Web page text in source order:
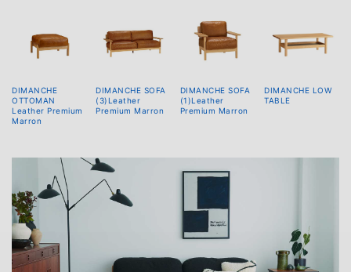
DIMANCHE
OTTOMAN
Leather Premium
Marron
DIMANCHE SOFA
(3)Leather
Premium Marron
DIMANCHE SOFA
(1)Leather
Premium Marron
DIMANCHE LOW
TABLE